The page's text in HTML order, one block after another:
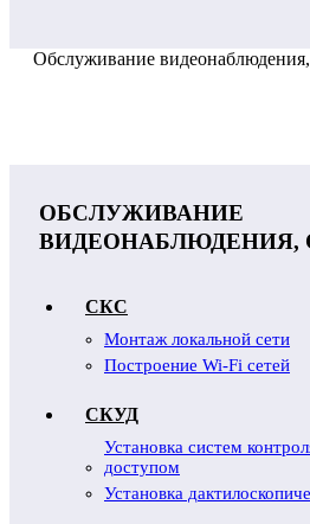
Обслуживание
ОБСЛУЖИВАНИЕ
ВИДЕОНАБЛЮДЕНИЯ,
СКС
Монтаж локальной сети
Построение Wi-Fi сетей
СКУД
Установка систем
доступом
Установка